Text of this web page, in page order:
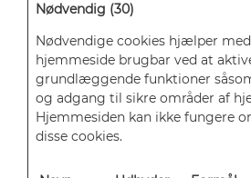
Nødvendig (30)
Nødvendige cookies hjælper
hjemmeside brugbar ved at
grundlæggende funktioner
og adgang til sikre områder af
Hjemmesiden kan ikke fungere
disse cookies.